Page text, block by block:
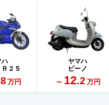
ハ
２５
万円
ヤマハ
ビーノ
～ 12.2 万円